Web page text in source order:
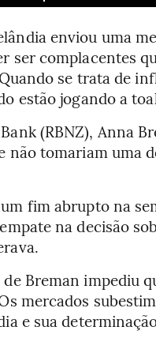
enviou uma
ser complacentes
se trata de
estão jogando a
(RBNZ), Anna
tomariam uma
fim abrupto na
na decisão
Breman impediu
mercados
e sua